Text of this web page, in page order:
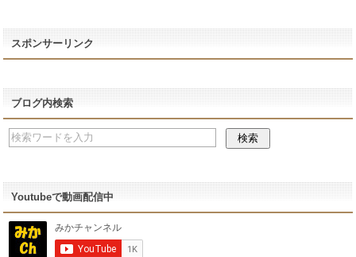
スポンサーリンク
ブログ内検索
Youtubeで動画配信中